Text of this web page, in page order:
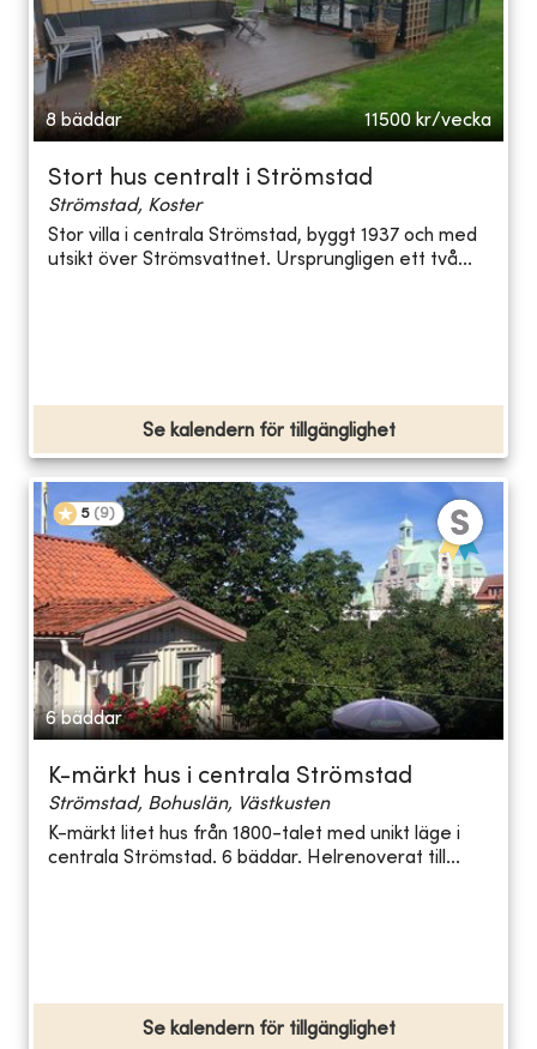
8 bäddar 11500 kr/vecka
Stort hus centralt i Strömstad
Strömstad, Koster
Stor villa i centrala Strömstad, byggt 1937 och med
utsikt över Strömsvattnet. Ursprungligen ett två...
Se kalendern för tillgänglighet
5 (9)
6 bäddar
K-märkt hus i centrala Strömstad
Strömstad, Bohuslän, Västkusten
K-märkt litet hus från 1800-talet med unikt läge i
centrala Strömstad. 6 bäddar. Helrenoverat till...
Se kalendern för tillgänglighet